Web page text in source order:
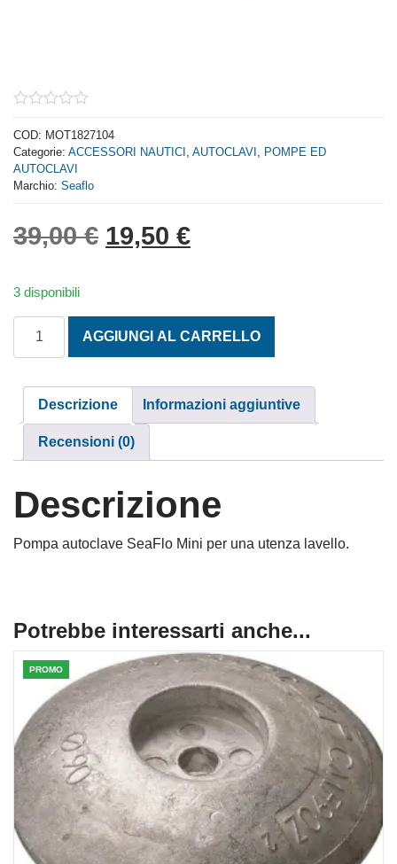
out
of
5
COD: MOT1827104
Categorie: ACCESSORI NAUTICI AUTOCLAVI
POMPE ED
AUTOCLAVI
Marchio: Seaflo
39,00€ Il prezzo originale era:
19,50 €Il prezzo attuale
3 disponibili
AGGIUNGI AL CARRELLO
Descrizione Informazioni aggiuntive
Recensioni (0)
Descrizione
Pompa autoclave SeaFlo Mini per una utenza lavello.
Potrebbe interessarti anche...
PROMO